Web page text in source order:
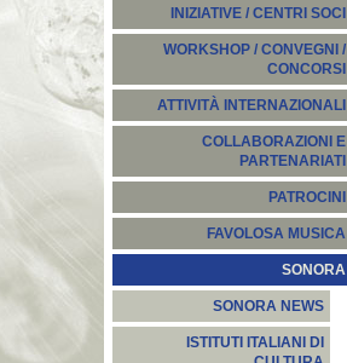
INIZIATIVE / CENTRI SOCI
WORKSHOP / CONVEGNI /
CONCORSI
ATTIVITÀ INTERNAZIONALI
COLLABORAZIONI E
PARTENARIATI
PATROCINI
FAVOLOSA MUSICA
SONORA
SONORA NEWS
ISTITUTI ITALIANI DI